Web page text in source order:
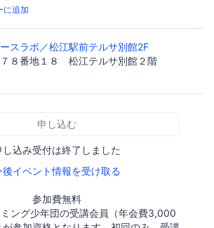
に追加
スラボ／松江駅前テルサ別館2F
８番地１８ 松江テルサ別館２階
申し込む
し込み受付は終了しました
後イベント情報を受け取る
参加費無料
ング少年団の受講会員（年会費3,000